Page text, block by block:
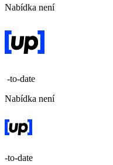
Nabídka není
-to-date
Nabídka není
-to-date